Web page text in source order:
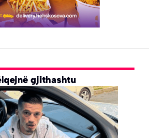
gjithashtu